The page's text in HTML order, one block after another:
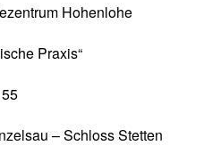
Hohenlohe
Praxis“
– Schloss Stetten